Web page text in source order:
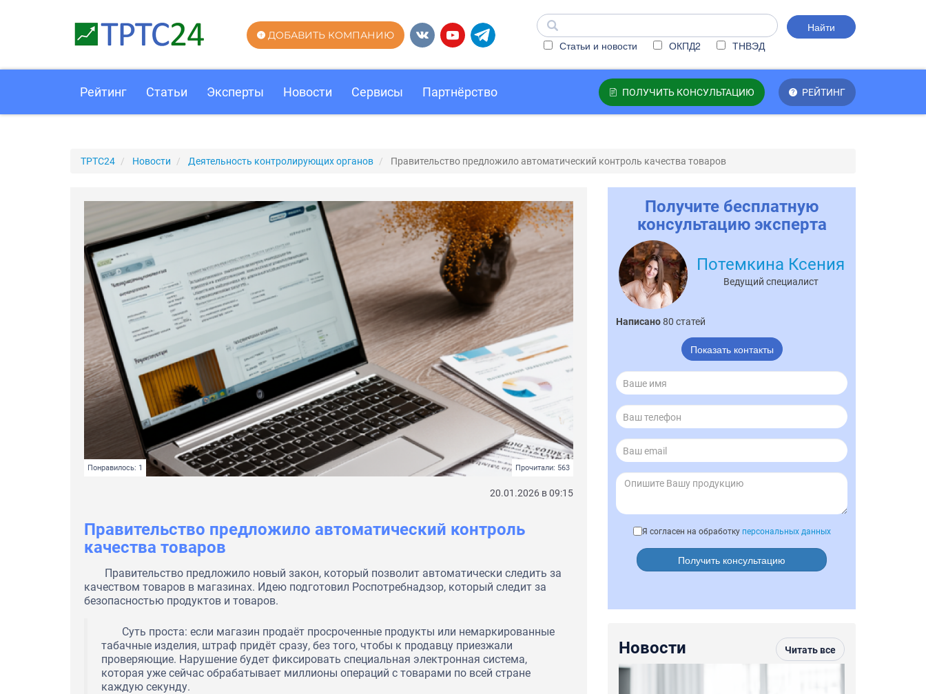
Найти
Статьи и новости
ОКПД2 ТНВЭД
ДОБАВИТЬ КОМПАНИЮ
ПОЛУЧИТЬ КОНСУЛЬТАЦИЮ РЕЙТИНГ
Рейтинг Статьи Эксперты Новости Сервисы Партнёрство
ТРТС24 Новости Деятельность контролирующих органов Правительство предложило автоматический контроль качества товаров
Понравилось: 1 Прочитали: 563
20.01.2026 в 09:15
Правительство предложило автоматический контроль
качества товаров
Правительство предложило новый закон, который позволит автоматически следить за
качеством товаров в магазинах. Идею подготовил Роспотребнадзор, который следит за
безопасностью продуктов и товаров.
Суть проста: если магазин продаёт просроченные продукты или немаркированные
табачные изделия, штраф придёт сразу, без того, чтобы к продавцу приезжали
проверяющие. Нарушение будет фиксировать специальная электронная система,
которая уже сейчас обрабатывает миллионы операций с товарами по всей стране
каждую секунду.
Получите бесплатную
консультацию эксперта
Потемкина Ксения
Ведущий специалист
Написано80 статей
Показать контакты
Я согласен на обработку персональных данных
Получить консультацию
Новости Читать все